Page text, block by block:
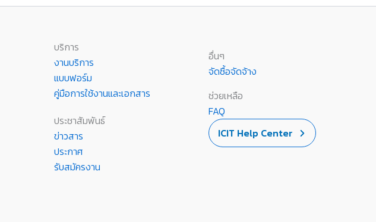
บริการ
งานบริการ
แบบฟอร์ม
คู่มือการใช้งานและเอกสาร
ประชาสัมพันธ์
ข่าวสาร
ประกาศ
รับสมัครงาน
อื่นๆ
จัดซื้อจัดจ้าง
ช่วยเหลือ
FAQ
ICIT Help Center